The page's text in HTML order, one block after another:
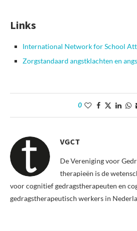
Links
International Network for School
Zorgstandaard angstklachten en
0
VGCT
De Vereniging voor
therapieën is de
voor cognitief gedragstherapeuten en
gedragstherapeutisch werkers in